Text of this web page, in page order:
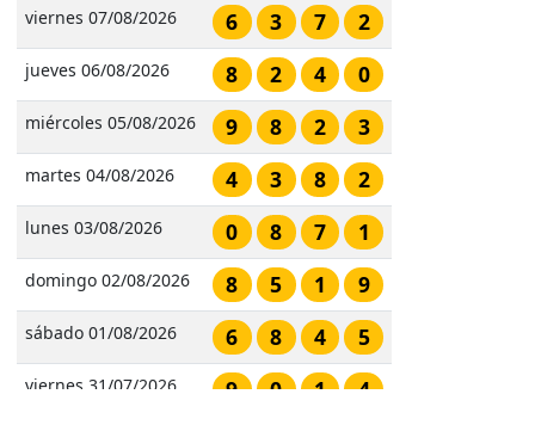
viernes 07/08/2026
6 3 7 2
jueves 06/08/2026 8 2 4 0
miércoles 05/08/2026 9 8 2 3
martes 04/08/2026 4 3 8 2
lunes 03/08/2026 0 8 7 1
domingo 02/08/2026 8 5 1 9
sábado 01/08/2026 6 8 4 5
viernes 31/07/2026 9 0 1 4